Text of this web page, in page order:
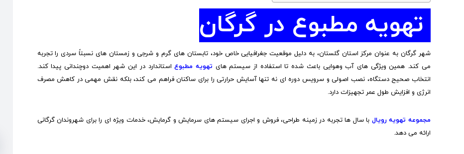
تهویه مطبوع در گرگان
شهر گرگان به عنوان مرکز استان گلستان، به دلیل موقعیت جغرافیایی خاص خود، تابستان های گرم و شرجی و زمستان های نسبتاً سردی را تجربه
می کند. همین ویژگی های آب وهوایی باعث شده تا استفاده از سیستم های تهویه مطبوعاستاندارد در این شهر اهمیت دوچندانی پیدا کند.
انتخاب صحیح دستگاه، نصب اصولی و سرویس دوره ای نه تنها آسایش حرارتی را برای ساکنان فراهم می کند، بلکه نقش مهمی در کاهش مصرف
انرژی و افزایش طول عمر تجهیزات دارد.
مجموعه تهویه رویال با سال ها تجربه در زمینه طراحی، فروش و اجرای سیستم های سرمایش و گرمایش، خدمات ویژه ای را برای شهروندان گرگانی
ارائه می دهد.